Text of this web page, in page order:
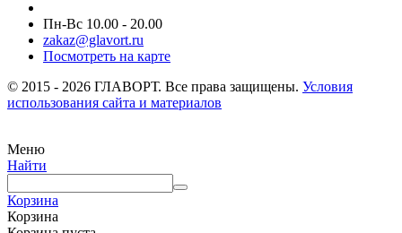
Пн-Вс 10.00 - 20.00
zakaz@glavort.ru
Посмотреть на карте
© 2015 - 2026 ГЛАВОРТ. Все права защищены. Условия
использования сайта и материалов
Меню
Найти
Корзина
Корзина